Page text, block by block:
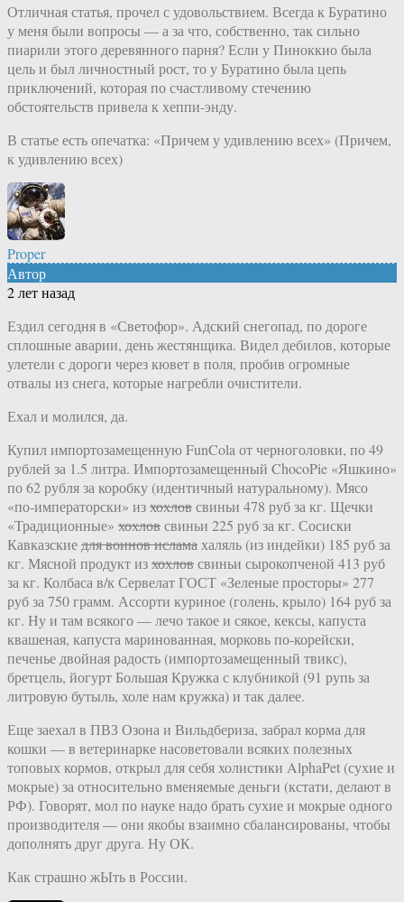
Отличная статья, прочел с удовольствием. Всегда к Буратино
у меня были вопросы — а за что, собственно, так сильно
пиарили этого деревянного парня? Если у Пиноккио была
цель и был личностный рост, то у Буратино была цепь
приключений, которая по счастливому стечению
обстоятельств привела к хеппи-энду.
В статье есть опечатка: «Причем у удивлению всех» (Причем,
к удивлению всех)
Proper
Автор
2 лет назад
Ездил сегодня в «Светофор». Адский снегопад, по дороге
сплошные аварии, день жестянщика. Видел дебилов, которые
улетели с дороги через кювет в поля, пробив огромные
отвалы из снега, которые нагребли очистители.
Ехал и молился, да.
Купил импортозамещенную FunCola от черноголовки, по 49
рублей за 1.5 литра. Импортозамещенный ChocoPie «Яшкино»
по 62 рубля за коробку (идентичный натуральному). Мясо
«по-императорски» изхохловсвиньи 478 руб за кг. Щечки
«Традиционные» хохловсвиньи 225 руб за кг. Сосиски
Кавказскиедля воинов исламахаляль (из индейки) 185 руб за
кг. Мясной продукт изхохловсвиньи сырокопченой 413 руб
за кг. Колбаса в/к Сервелат ГОСТ «Зеленые просторы» 277
руб за 750 грамм. Ассорти куриное (голень, крыло) 164 руб за
кг. Ну и там всякого — лечо такое и сякое, кексы, капуста
квашеная, капуста маринованная, морковь по-корейски,
печенье двойная радость (импортозамещенный твикс),
бретцель, йогурт Большая Кружка с клубникой (91 рупь за
литровую бутыль, холе нам кружка) и так далее.
Еще заехал в ПВЗ Озона и Вильдбериза, забрал корма для
кошки — в ветеринарке насоветовали всяких полезных
топовых кормов, открыл для себя холистики AlphaPet (сухие и
мокрые) за относительно вменяемые деньги (кстати, делают в
РФ). Говорят, мол по науке надо брать сухие и мокрые одного
производителя — они якобы взаимно сбалансированы, чтобы
дополнять друг друга. Ну ОК.
Как страшно жЫть в России.